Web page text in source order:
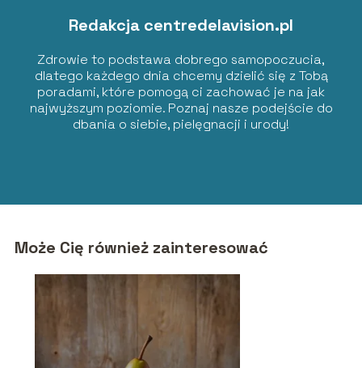
Redakcja centredelavision.pl
Zdrowie to podstawa dobrego samopoczucia,
dlatego każdego dnia chcemy dzielić się z Tobą
poradami, które pomogą ci zachować je na jak
najwyższym poziomie. Poznaj nasze podejście do
dbania o siebie, pielęgnacji i urody!
Może Cię również zainteresować